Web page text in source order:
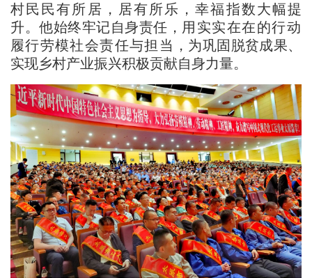
村民民有所居，居有所乐，幸福指数大幅提
升。他始终牢记自身责任， 用实实在在的行动
履行劳模社会责任与担当 ，为巩固脱贫成果、
实现乡村产业振兴积极贡献自身力量。